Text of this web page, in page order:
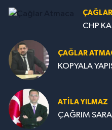
CHP
ÇAĞLAR
KOPYALA
ATILA YILMAZ
ÇAĞRIM